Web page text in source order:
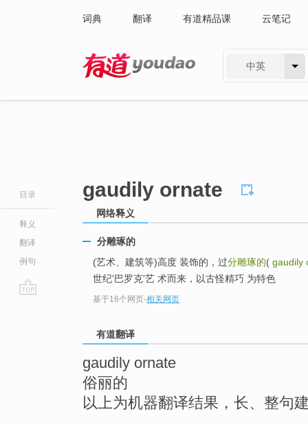
词典 翻译 有道精品课 云笔记
中英
目录
释义
翻译
例句
gaudily ornate
网络释义
分雕琢的
(艺术、建筑等)高度 装饰的，过分雕琢的( gaudily
世纪'巴罗克'艺 术而来，以古怪精巧 为特色
基于16个网页-相关网页
有道翻译
gaudily ornate
俗丽的
以上为机器翻译结果，长、整句